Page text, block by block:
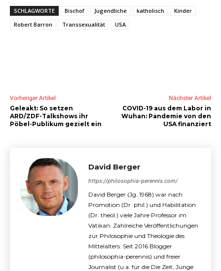
SCHLAGWORTE Bischof Jugendliche katholisch
Kinder
Robert Barron
Transsexualität USA
Vorheriger Artikel
Geleakt: So setzen
ARD/ZDF-Talkshows ihr
Pöbel-Publikum gezielt ein
Nächster Artikel
COVID-19 aus dem Labor in
Wuhan: Pandemie von den
USA finanziert
David Berger
https://philosophia-perennis.com/
David Berger (Jg. 1968) war nach
Promotion (Dr. phil.) und Habilitation
(Dr. theol.) viele Jahre Professor im
Vatikan. Zahlreiche Veröffentlichungen
zur Philosophie und Theologie des
Mittelalters. Seit 2016 Blogger
(philosophia-perennis) und freier
Journalist (u.a. für die Die Zeit, Junge